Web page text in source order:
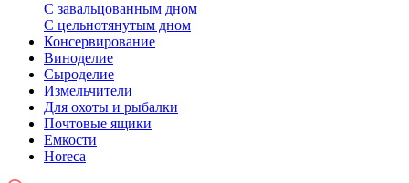
С завальцованным дном
С цельнотянутым дном
Консервирование
Виноделие
Сыроделие
Измельчители
Для охоты и рыбалки
Почтовые ящики
Емкости
Horeca